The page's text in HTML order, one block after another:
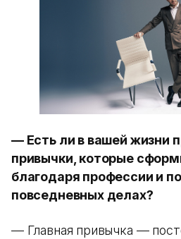
— Есть ли в вашей жизни
привычки, которые
благодаря профессии и
повседневных делах?
— Главная привычка —